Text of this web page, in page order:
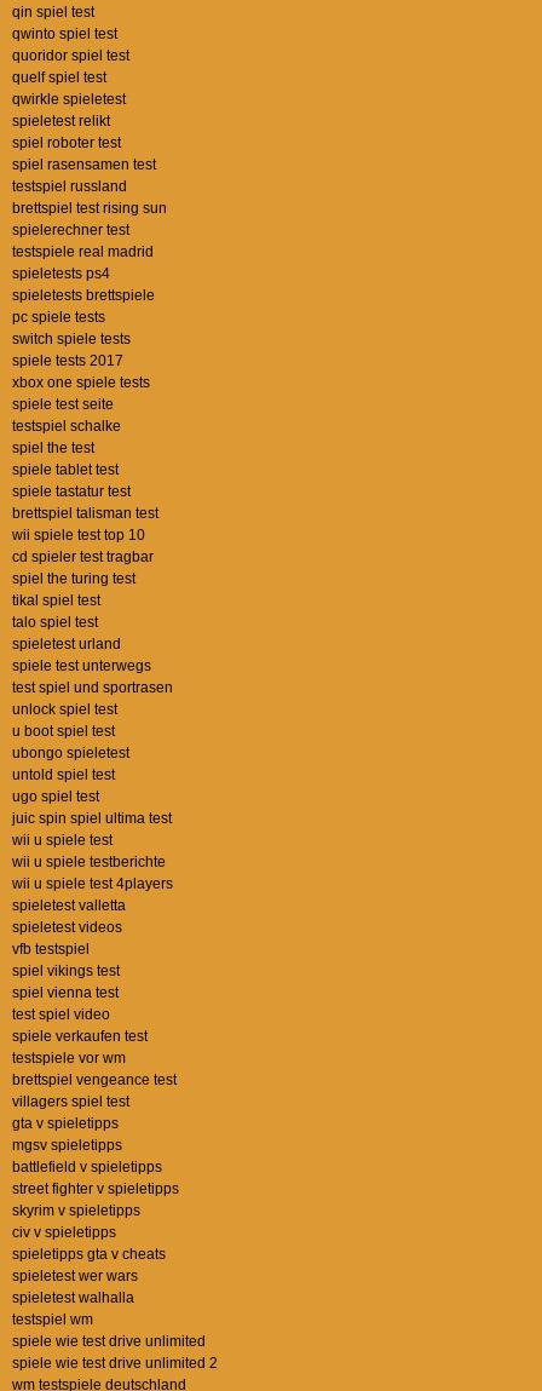
qin spiel test
qwinto spiel test
quoridor spiel test
quelf spiel test
qwirkle spieletest
spieletest relikt
spiel roboter test
spiel rasensamen test
testspiel russland
brettspiel test rising sun
spielerechner test
testspiele real madrid
spieletests ps4
spieletests brettspiele
pc spiele tests
switch spiele tests
spiele tests 2017
xbox one spiele tests
spiele test seite
testspiel schalke
spiel the test
spiele tablet test
spiele tastatur test
brettspiel talisman test
wii spiele test top 10
cd spieler test tragbar
spiel the turing test
tikal spiel test
talo spiel test
spieletest urland
spiele test unterwegs
test spiel und sportrasen
unlock spiel test
u boot spiel test
ubongo spieletest
untold spiel test
ugo spiel test
juic spin spiel ultima test
wii u spiele test
wii u spiele testberichte
wii u spiele test 4players
spieletest valletta
spieletest videos
vfb testspiel
spiel vikings test
spiel vienna test
test spiel video
spiele verkaufen test
testspiele vor wm
brettspiel vengeance test
villagers spiel test
gta v spieletipps
mgsv spieletipps
battlefield v spieletipps
street fighter v spieletipps
skyrim v spieletipps
civ v spieletipps
spieletipps gta v cheats
spieletest wer wars
spieletest walhalla
testspiel wm
spiele wie test drive unlimited
spiele wie test drive unlimited 2
wm testspiele deutschland